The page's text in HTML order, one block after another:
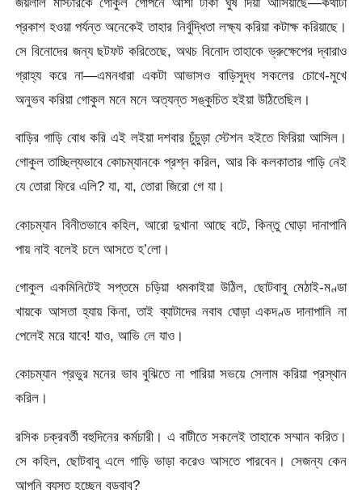
প্রকাশ হওয়া পর্যন্ত অনেকেই তাহার নির্বুদ্ধিতা লক্ষ্য করিয়া কটাক্ষ করিয়াছে।
সে বিনোদের জন্য ছটফট করিতেছে, অথচ বিনোদ তাহাকে ভ্রুক্ষেপের দ্বারাও
গ্রাহ্য করে না—এমনধারা একটা আভাসও বাড়িসুদ্ধ সকলের চোখে-মুখে
অনুভব করিয়া গোকুল মনে মনে অত্যন্ত সঙ্কুচিত হইয়া উঠিতেছিল।
বাড়ির গাড়ি বোধ করি এই লইয়া দশবার চুঁচুড়া স্টেশন হইতে ফিরিয়া আসিল।
গোকুল তাচ্ছিল্যভাবে কোচম্যানকে প্রশ্ন করিল, আর কি কলকাতার গাড়ি নেই
যে তোরা ফিরে এলি? যা, যা, তোরা জিরো গে যা।
কোচম্যান বিনীতভাবে কহিল, আরো দুখানা আছে বটে, কিন্তু ঘোড়া দানাপানি
পায় নাই বলেই চলে আসতে হ’লো।
গোকুল একমিনিটেই সপ্তমে চড়িয়া ধমকাইয়া উঠিল, ছোটবাবু মেঠাই-মণ্ডা
খায়কে আসতা হ্যায় কিনা, তাই ব্যাটাদের নবাব ঘোড়া একদণ্ড দানাপানি না
পেলেই মরে যাবে! যাও, আভি লে যাও।
কোচম্যান প্রভুর মনের ভাব বুঝিতে না পারিয়া সভয়ে সেলাম করিয়া প্রস্থান
করিল।
রসিক চক্রবর্তী বহুদিনের কর্মচারী। এ বাটীতে সকলেই তাহাকে সম্মান করিত।
সে কহিল, ছোটবাবু এলে গাড়ি ভাড়া করেও আসতে পারবেন। সেজন্য কেন
আপনি ব্যস্ত হচ্ছেন বড়বাবু?